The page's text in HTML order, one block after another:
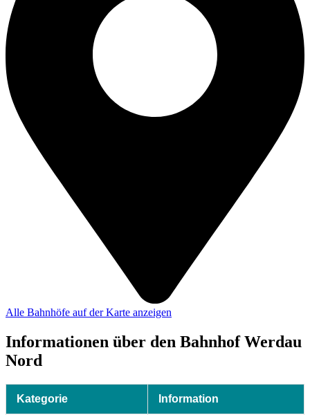
Alle Bahnhöfe auf der Karte anzeigen
Informationen über den Bahnhof Werdau
Nord
Kategorie Information